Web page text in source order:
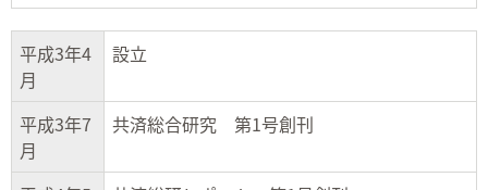
平成3年4
月
設立
平成3年7
月
共済総合研究 第1号創刊